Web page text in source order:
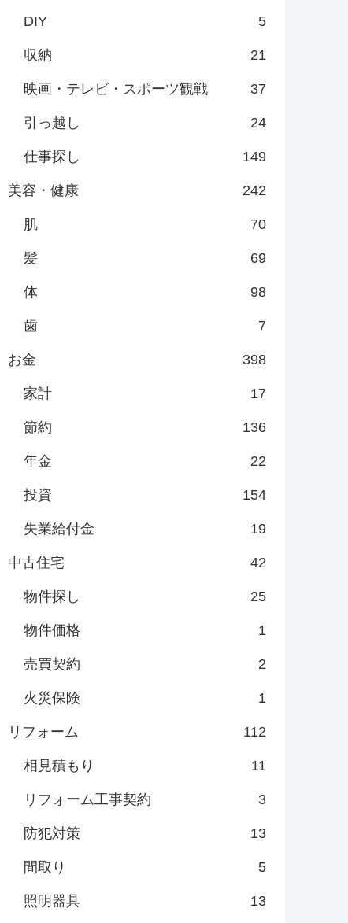
DIY 5
収納 21
映画・テレビ・スポーツ観戦 37
引っ越し 24
仕事探し 149
美容・健康 242
肌 70
髪 69
体 98
歯 7
お金 398
家計 17
節約 136
年金 22
投資 154
失業給付金 19
中古住宅 42
物件探し 25
物件価格 1
売買契約 2
火災保険 1
リフォーム 112
相見積もり 11
リフォーム工事契約 3
防犯対策 13
間取り 5
照明器具 13